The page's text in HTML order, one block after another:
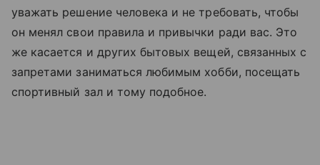
уважать решение человека и не требовать, чтобы
он менял свои правила и привычки ради вас. Это
же касается и других бытовых вещей, связанных с
запретами заниматься любимым хобби, посещать
спортивный зал и тому подобное.